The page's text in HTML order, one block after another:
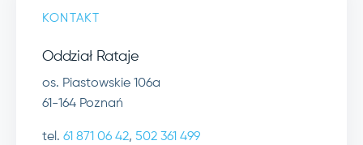
KONTAKT
Oddział Rataje
os. Piastowskie 106a
61-164 Poznań
tel. 61 871 06 42, 502 361 499